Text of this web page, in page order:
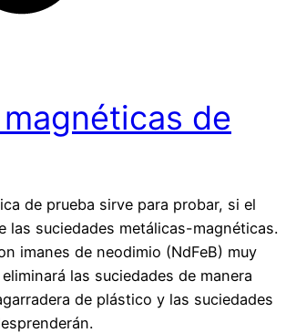
de
de prueba sirve para probar, si el
las suciedades metálicas-magnéticas.
imanes de neodimio (NdFeB) muy
las suciedades de manera
de plástico y las suciedades